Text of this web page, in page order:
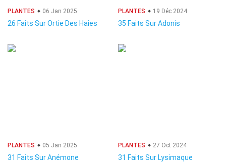
PLANTES 06 Jan 2025
26 Faits Sur Ortie Des Haies
PLANTES 19 Déc 2024
35 Faits Sur Adonis
PLANTES 05 Jan 2025
31 Faits Sur Anémone
PLANTES 27 Oct 2024
31 Faits Sur Lysimaque